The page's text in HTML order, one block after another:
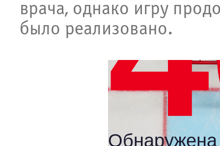
врача, однако игру
было реализовано.